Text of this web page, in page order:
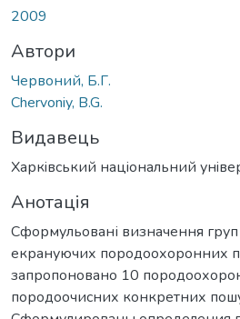
2009
Автори
Червоний, Б.Г.
Chervoniy, B.G.
Видавець
Харкiвський нацiональний
Анотація
Сформульовані визначення
екрануючих породоохоронних
запропоновано 10
породоочисних конкретних